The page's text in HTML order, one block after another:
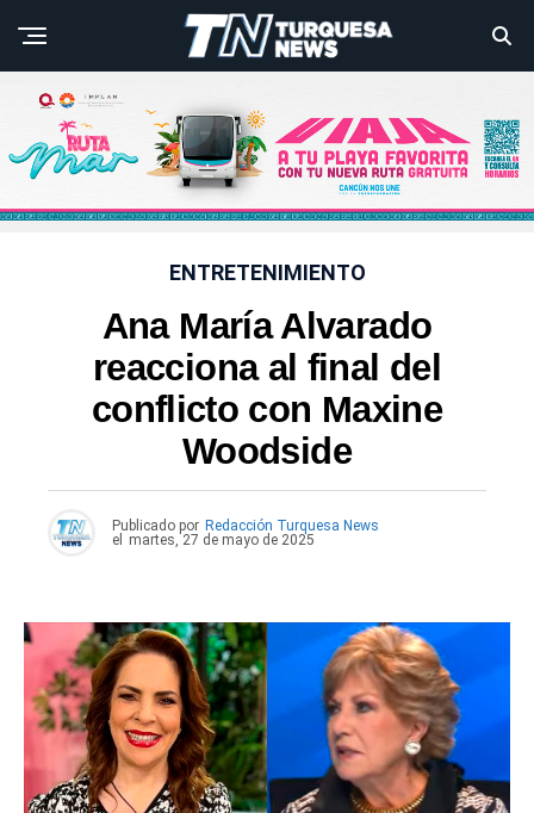
ENTRETENIMIENTO
Ana María Alvarado
reacciona al final del
conflicto con Maxine
Woodside
Publicado por Redacción Turquesa News
el
martes, 27 de mayo de 2025